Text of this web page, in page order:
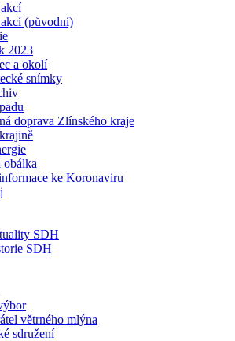
(původní)
2023
a okolí
snímky
doprava Zlínského kraje
obálka
ke Koronaviru
SDH
SDH
větrného mlýna
sdružení